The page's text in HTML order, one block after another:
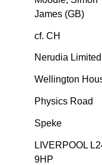
James (GB)
cf. CH
Nerudia Limited
Wellington
Physics Road
Speke
LIVERPOOL
9HP